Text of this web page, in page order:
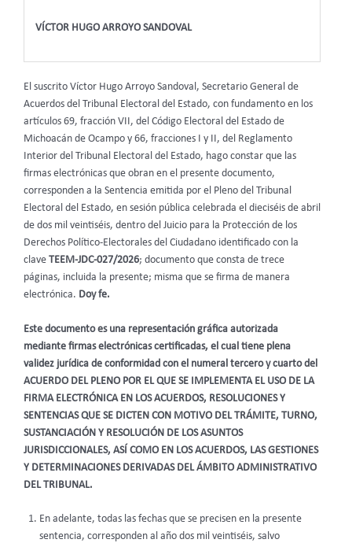
VÍCTOR HUGO ARROYO SANDOVAL
El suscrito Víctor Hugo Arroyo Sandoval, Secretario General de
Acuerdos del Tribunal Electoral del Estado, con fundamento en los
artículos 69, fracción VII, del Código Electoral del Estado de
Michoacán de Ocampo y 66, fracciones I y II, del Reglamento
Interior del Tribunal Electoral del Estado, hago constar que las
firmas electrónicas que obran en el presente documento,
corresponden a la Sentencia emitida por el Pleno del Tribunal
Electoral del Estado, en sesión pública celebrada el dieciséis de abril
de dos mil veintiséis, dentro del Juicio para la Protección de los
Derechos Político-Electorales del Ciudadano identificado con la
clave TEEM-JDC-027/2026; documento que consta de trece
páginas, incluida la presente; misma que se firma de manera
electrónica. Doy fe.
Este documento es una representación gráfica autorizada
mediante firmas electrónicas certificadas, el cual tiene plena
validez jurídica de conformidad con el numeral tercero y cuarto del
ACUERDO DEL PLENO POR EL QUE SE IMPLEMENTA EL USO DE LA
FIRMA ELECTRÓNICA EN LOS ACUERDOS, RESOLUCIONES Y
SENTENCIAS QUE SE DICTEN CON MOTIVO DEL TRÁMITE, TURNO,
SUSTANCIACIÓN Y RESOLUCIÓN DE LOS ASUNTOS
JURISDICCIONALES, ASÍ COMO EN LOS ACUERDOS, LAS GESTIONES
Y DETERMINACIONES DERIVADAS DEL ÁMBITO ADMINISTRATIVO
DEL TRIBUNAL.
En adelante, todas las fechas que se precisen en la presente
sentencia, corresponden al año dos mil veintiséis, salvo